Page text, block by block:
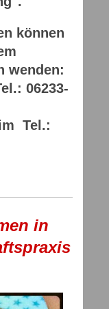
können
wenden:
06233-
Tel.:
in